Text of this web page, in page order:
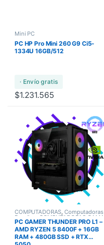
Mini PC
PC HP Pro Mini 260 G9 Ci5-
1334U 16GB/512
· Envío gratis
$1.231.565
COMPUTADORAS,Computadoras
Bundles COMPUTADORAS GAMA
ULTRA
PC GAMER THUNDER PRO L1 –
AMD RYZEN 5 8400F + 16GB
RAM + 480GB SSD + RTX